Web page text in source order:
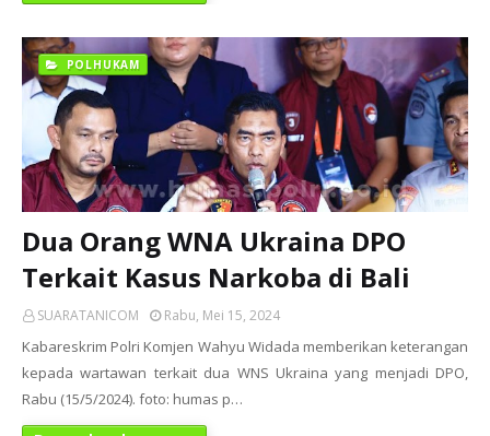
POLHUKAM
Dua Orang WNA Ukraina DPO
Terkait Kasus Narkoba di Bali
SUARATANICOM Rabu, Mei 15, 2024
Kabareskrim Polri Komjen Wahyu Widada memberikan keterangan
kepada wartawan terkait dua WNS Ukraina yang menjadi DPO,
Rabu (15/5/2024). foto: humas p…